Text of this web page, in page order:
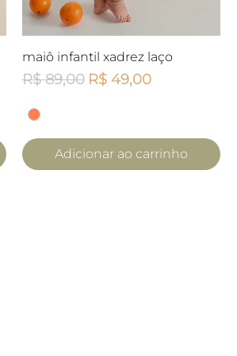
Visualização rápida
maiô infantil xadrez laço
Preço normal
R$ 89,00 Preço promocional
R$ 49,00
Adicionar ao carrinho